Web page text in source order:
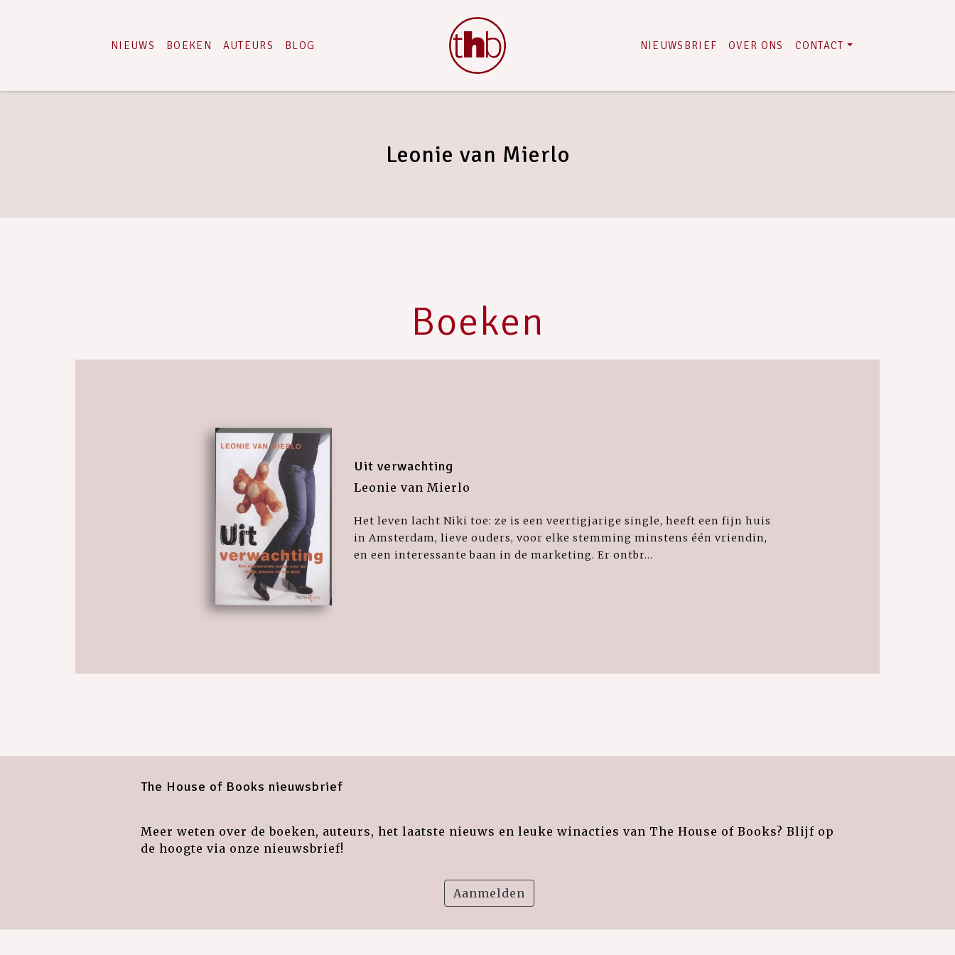
NIEUWS BOEKEN AUTEURS BLOG NIEUWSBRIEF OVER ONS CONTACT
Leonie van Mierlo
Boeken
Uit verwachting
Leonie van Mierlo
Het leven lacht Niki toe: ze is een veertigjarige single, heeft een fijn huis
in Amsterdam, lieve ouders, voor elke stemming minstens één vriendin,
en een interessante baan in de marketing. Er ontbr...
The House of Books nieuwsbrief
Meer weten over de boeken, auteurs, het laatste nieuws en leuke winacties van The House of Books? Blijf op
de hoogte via onze nieuwsbrief!
Aanmelden